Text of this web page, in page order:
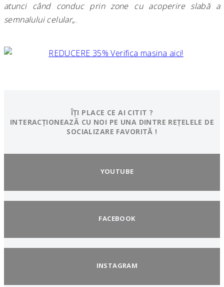
atunci când conduc prin zone cu acoperire slabă a
semnalului celular„.
ÎȚI PLACE CE AI CITIT ?
INTERACȚIONEAZĂ CU NOI PE UNA DINTRE REȚELELE DE
SOCIALIZARE FAVORITĂ !
YOUTUBE
FACEBOOK
INSTAGRAM